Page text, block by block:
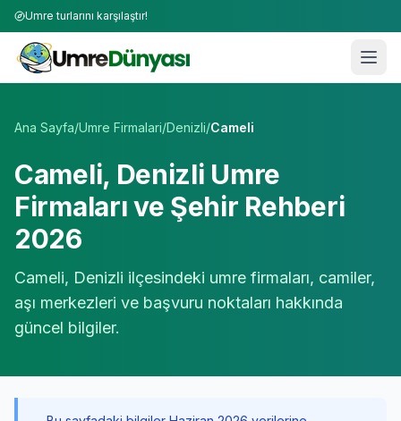
Umre turlarını karşılaştır!
Ana Sayfa/Umre Firmalari/Denizli/Cameli
Cameli, Denizli Umre
Firmaları ve Şehir Rehberi
2026
Cameli, Denizli ilçesindeki umre firmaları, camiler,
aşı merkezleri ve başvuru noktaları hakkında
güncel bilgiler.